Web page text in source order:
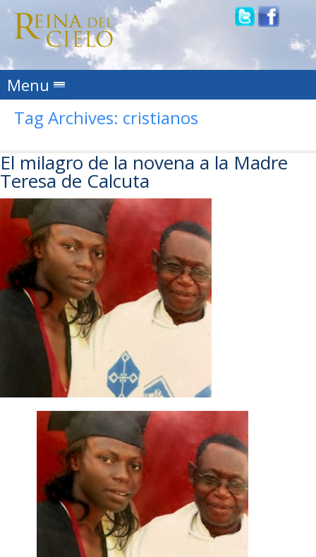
Menu Skip to content
Tag Archives: cristianos
El milagro de la novena a la Madre
Teresa de Calcuta